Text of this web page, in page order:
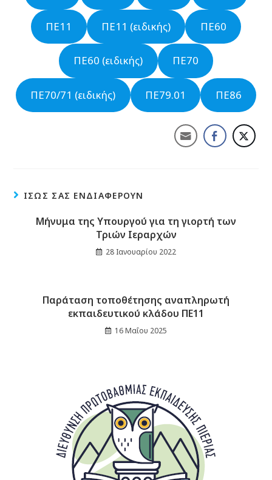
ΠΕ11 ΠΕ11 (ειδικής) ΠΕ60
ΠΕ60 (ειδικής) ΠΕ70
ΠΕ70/71 (ειδικής) ΠΕ79.01 ΠΕ86
ΊΣΩΣ ΣΑΣ ΕΝΔΙΑΦΈΡΟΥΝ
Μήνυμα της Υπουργού για τη γιορτή των
Τριών Ιεραρχών
28 Ιανουαρίου 2022
Παράταση τοποθέτησης αναπληρωτή
εκπαιδευτικού κλάδου ΠΕ11
16 Μαΐου 2025